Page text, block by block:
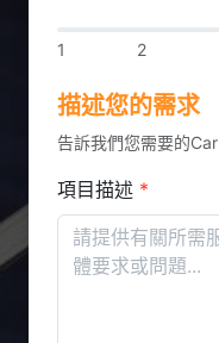
1 2
描述您的需求
告訴我們您需要的
項目描述 *